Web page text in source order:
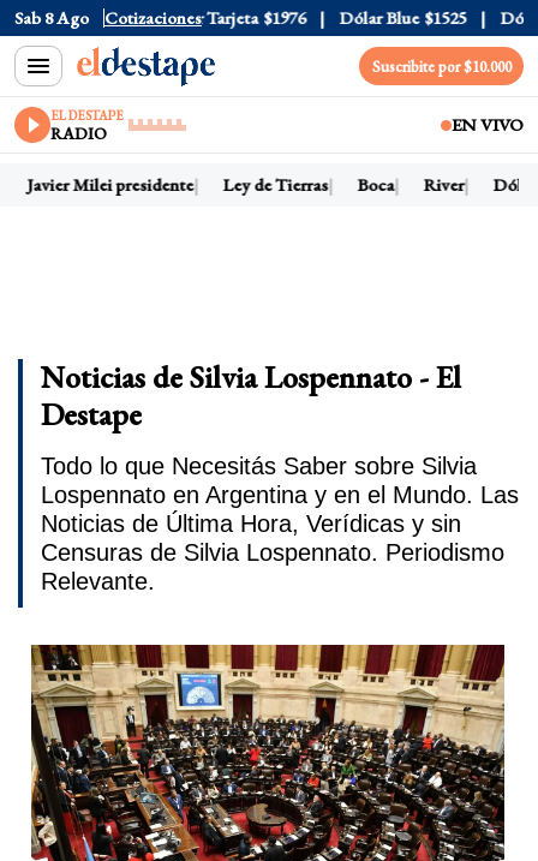
Sab 8 Ago Cotizaciones
$1520 Dólar Tarjeta $1976 Dólar Blue $1525 Dólar
Suscribite por $10.000
EL DESTAPE
RADIO EN VIVO
Javier Milei presidente Ley de Tierras Boca River Dólar
Noticias de Silvia Lospennato - El
Destape
Todo lo que Necesitás Saber sobre Silvia
Lospennato en Argentina y en el Mundo. Las
Noticias de Última Hora, Verídicas y sin
Censuras de Silvia Lospennato. Periodismo
Relevante.